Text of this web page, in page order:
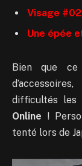
Visage
Une épée
Bien que
difficultés
Online !
tenté lors de